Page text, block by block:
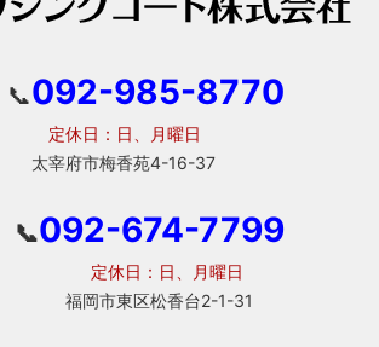
📞092-985-8770
日、月曜日
香苑4-16-37
📞092-674-7799
休日：日、月曜日
市東区松香台2-1-31